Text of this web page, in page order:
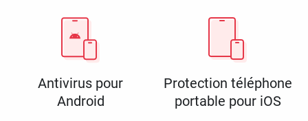
Antivirus pour
Android
Protection téléphone
portable pour iOS